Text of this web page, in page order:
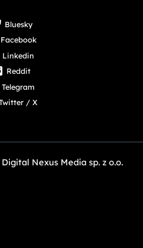
Bluesky
Facebook
Linkedin
Reddit
Telegram
/ X
Nexus Media sp. z o.o.